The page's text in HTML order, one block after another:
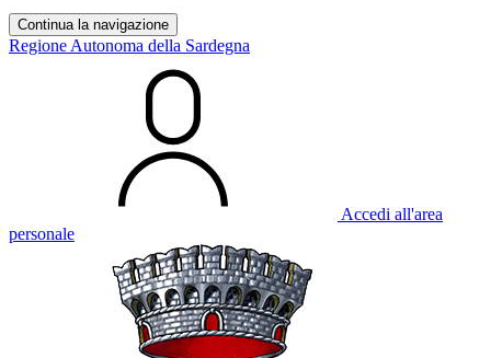
Continua la navigazione
Regione Autonoma della Sardegna
Accedi all'area
personale